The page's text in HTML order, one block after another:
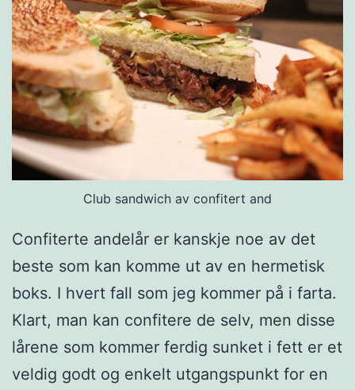
u
m
m
u
i
t
r
o
n
s
Club sandwich av confitert and
Confiterte andelår er kanskje noe av det
beste som kan komme ut av en hermetisk
boks. I hvert fall som jeg kommer på i farta.
Klart, man kan confitere de selv, men disse
lårene som kommer ferdig sunket i fett er et
veldig godt og enkelt utgangspunkt for en